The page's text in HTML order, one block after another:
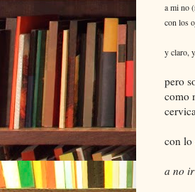
a mi no
con los
y claro,
pero
como
con lo
a no ir